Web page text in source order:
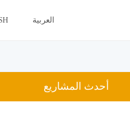
العربية
أحدث المشاريع